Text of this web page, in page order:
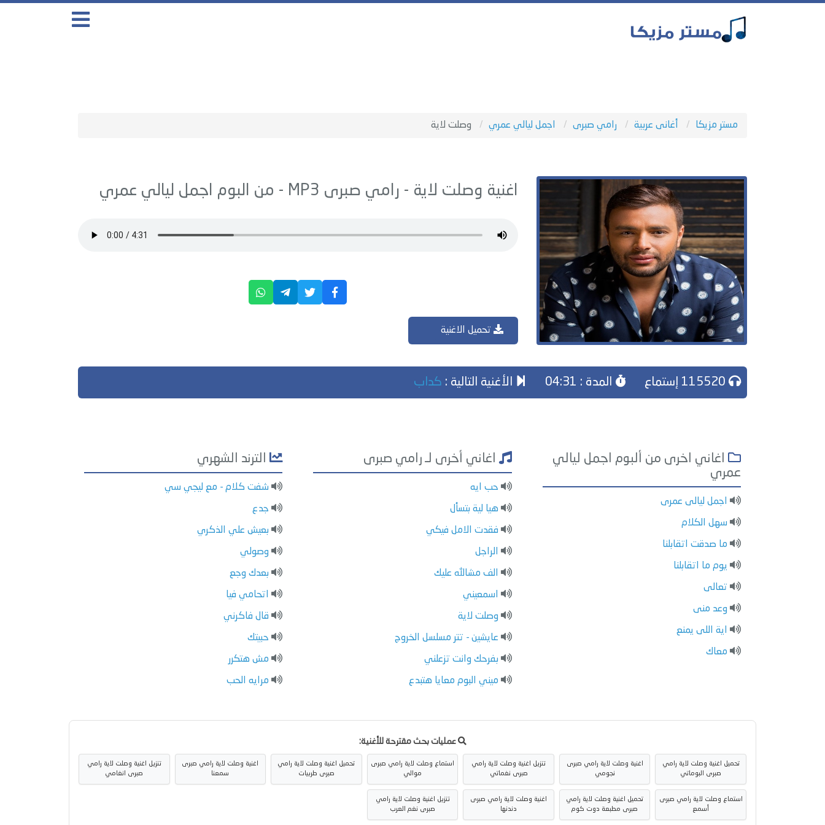
مستر مزيكا أغانى عربية رامي صبرى اجمل ليالي عمري وصلت لاية
اغنية وصلت لاية - رامي صبرى اجمل ليالي عمري
تحميل الاغنية
المدة : 04:31 الأغنية التالية : كداب
اغاني اخرى من ألبوم اجمل ليالي
عمري
اجمل ليالى عمرى
سهل الكلام
ما صدقت اتقابلنا
يوم ما اتقابلنا
تعالى
وعد منى
اية اللى يمنع
معاك
اغاني أخرى لـ رامي صبرى
حب ايه
هيا لية بتسأل
فقدت الامل فيكي
الراجل
الف مشالله عليك
اسمعيني
وصلت لاية
عايشين - تتر مسلسل الخروج
بفرحك وانت تزعلني
ميني البوم معايا هتبدع
الترند الشهري
شفت كلام - مع ليجي سي
جدع
بعيش علي الذكري
وصولي
بعدك وجع
اتحامي فيا
قال فاكرني
حبيتك
مش هتكرر
مرايه الحب
عمليات بحث مقترحة للأغنية:
تحميل اغنية وصلت لاية رامي
صبرى البوماتي
اغنية وصلت لاية رامي صبرى
نجومي
تنزيل اغنية وصلت لاية رامي
صبرى نغماتي
استماع وصلت لاية رامي صبرى
موالي
تحميل اغنية وصلت لاية رامي
صبرى طربيات
اغنية وصلت لاية رامي صبرى
سمعنا
تنزيل اغنية وصلت لاية رامي
صبرى انغامي
استماع وصلت لاية رامي صبرى
أسمع
تحميل اغنية وصلت لاية رامي
صبرى مطبعة دوت كوم
اغنية وصلت لاية رامي صبرى
دندنها
تنزيل اغنية وصلت لاية رامي
صبرى نغم العرب